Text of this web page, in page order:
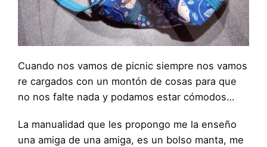
Cuando nos vamos de picnic siempre nos vamos
re cargados con un montón de cosas para que
no nos falte nada y podamos estar cómodos…
La manualidad que les propongo me la enseño
una amiga de una amiga, es un bolso manta, me